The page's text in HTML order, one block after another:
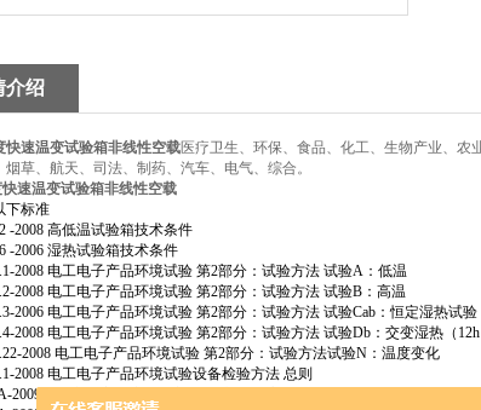
介绍
快速温变试验箱非线性空载医疗卫生、环保、食品、化工、生物产业、
烟草、航天、司法、制药、汽车、电气、综合。
速温变试验箱非线性空载
下标准
-2008 高低温试验箱技术条件
-2006 湿热试验箱技术条件
2008 电工电子产品环境试验 第2部分：试验方法 试验A ：低温
2008 电工电子产品环境试验 第2部分：试验方法 试验B ：高温
2006 电工电子产品环境试验 第2部分：试验方法 试验Cab ：恒定湿热试验
2008 电工电子产品环境试验 第2部分：试验方法 试验Db ：交变湿热（
2008 电工电子产品环境试验 第2部分：试验方法试验N ：温度变化
2008 电工电子产品环境试验设备检验方法 总则
2009